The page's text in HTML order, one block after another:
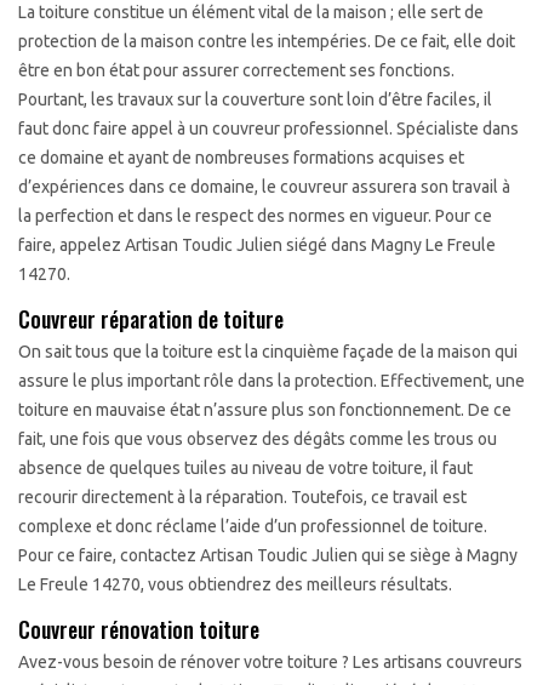
La toiture constitue un élément vital de la maison ; elle sert de
protection de la maison contre les intempéries. De ce fait, elle doit
être en bon état pour assurer correctement ses fonctions.
Pourtant, les travaux sur la couverture sont loin d’être faciles, il
faut donc faire appel à un couvreur professionnel. Spécialiste dans
ce domaine et ayant de nombreuses formations acquises et
d’expériences dans ce domaine, le couvreur assurera son travail à
la perfection et dans le respect des normes en vigueur. Pour ce
faire, appelez Artisan Toudic Julien siégé dans Magny Le Freule
14270.
Couvreur réparation de toiture
On sait tous que la toiture est la cinquième façade de la maison qui
assure le plus important rôle dans la protection. Effectivement, une
toiture en mauvaise état n’assure plus son fonctionnement. De ce
fait, une fois que vous observez des dégâts comme les trous ou
absence de quelques tuiles au niveau de votre toiture, il faut
recourir directement à la réparation. Toutefois, ce travail est
complexe et donc réclame l’aide d’un professionnel de toiture.
Pour ce faire, contactez Artisan Toudic Julien qui se siège à Magny
Le Freule 14270, vous obtiendrez des meilleurs résultats.
Couvreur rénovation toiture
Avez-vous besoin de rénover votre toiture ? Les artisans couvreurs